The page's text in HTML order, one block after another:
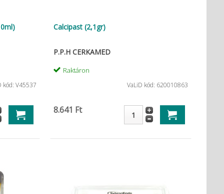
kód: V45537
Calcipast (2,1gr)
P.P.H CERKAMED
Raktáron
VaLiD kód: 620010863
8.641 Ft